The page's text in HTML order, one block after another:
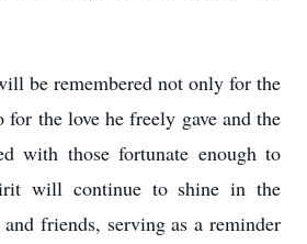
be remembered not only for the
the love he freely gave and the
with those fortunate enough to
will continue to shine in the
friends, serving as a reminder